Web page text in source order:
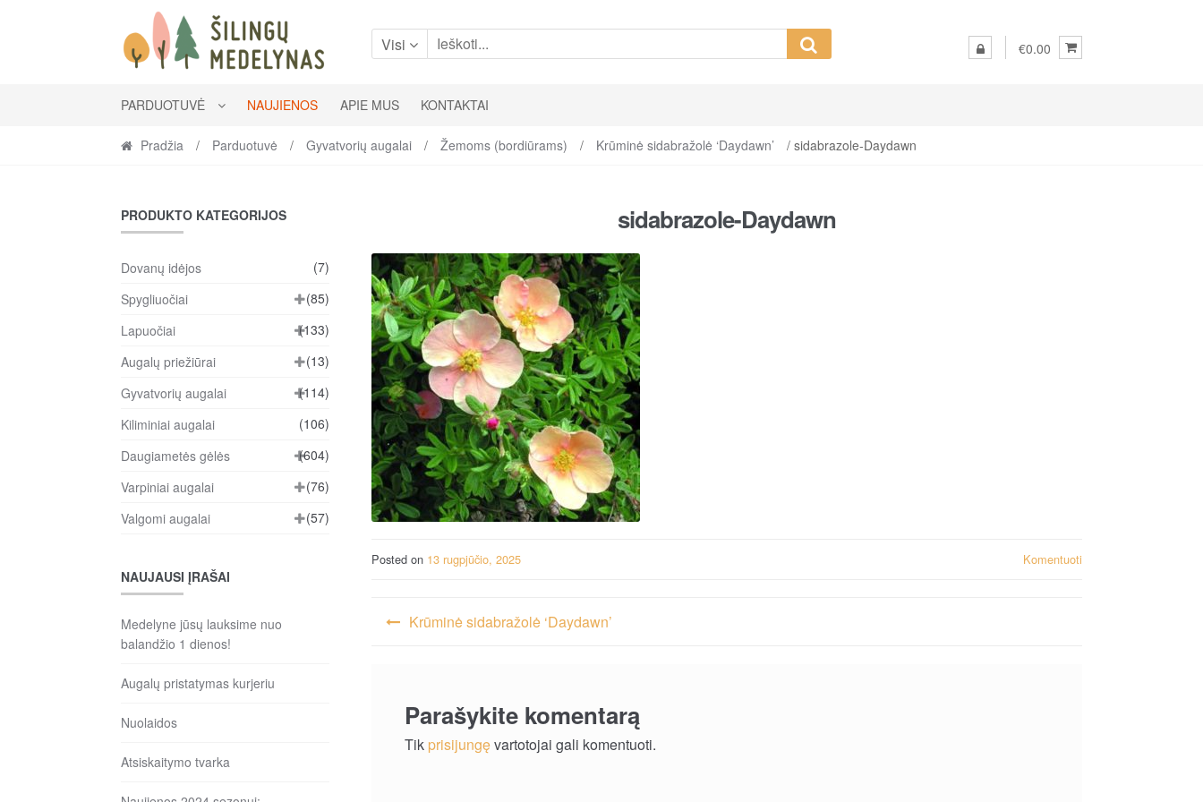
to
navigation
to
content
Visi €0.00
PARDUOTUVĖ NAUJIENOS APIE MUS KONTAKTAI
Pradžia / Parduotuvė / Gyvatvorių augalai / Žemoms (bordiūrams) / Krūminė sidabražolė ‘Daydawn’ / sidabrazole-Daydawn
sidabrazole-Daydawn
Posted on 13 rugpjūčio, 2025 Komentuoti
Navigacija
Krūminė sidabražolė ‘Daydawn’
Parašykite komentarą
Tik prisijungęvartotojai gali komentuoti.
PRODUKTO KATEGORIJOS
Dovanų idėjos
(7)
Spygliuočiai
(85)
Lapuočiai
(133)
Augalų priežiūrai
(13)
Gyvatvorių augalai
(114)
Kiliminiai augalai
(106)
Daugiametės gėlės
(604)
Varpiniai augalai
(76)
Valgomi augalai
(57)
NAUJAUSI ĮRAŠAI
Medelyne jūsų lauksime nuo
balandžio 1 dienos!
Augalų pristatymas kurjeriu
Nuolaidos
Atsiskaitymo tvarka